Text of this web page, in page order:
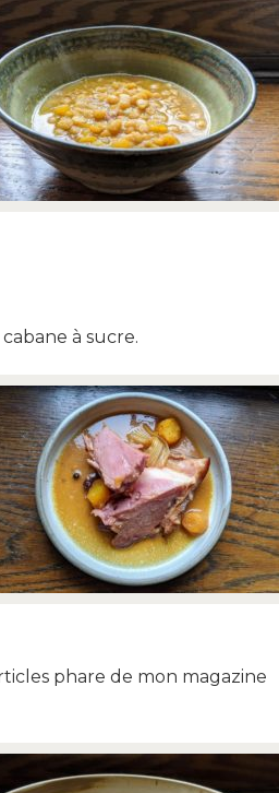
à sucre.
phare de mon magazine